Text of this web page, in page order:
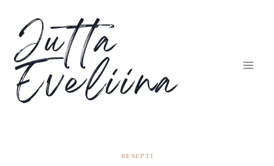
sisältöön
Jutta
Eveliina
RESEPTI